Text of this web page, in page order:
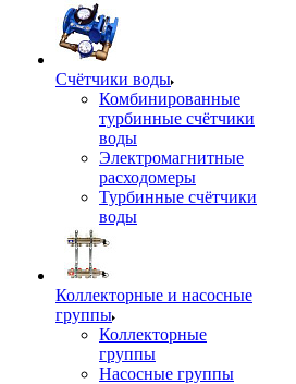
Счётчики воды
Комбинированные
турбинные счётчики
воды
Электромагнитные
расходомеры
Турбинные счётчики
воды
Коллекторные и насосные
группы
Коллекторные
группы
Насосные группы